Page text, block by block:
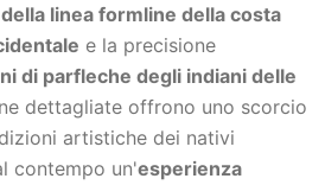
linea formline della costa
e la precisione
di parfleche degli indiani delle
dettagliate offrono uno scorcio
artistiche dei nativi
contempo un'esperienza